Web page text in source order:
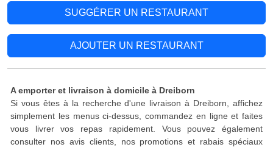
SUGGÉRER UN RESTAURANT
AJOUTER UN RESTAURANT
A emporter et livraison à domicile à Dreiborn
Si vous êtes à la recherche d'une livraison à Dreiborn, affichez
simplement les menus ci-dessus, commandez en ligne et faites
vous livrer vos repas rapidement. Vous pouvez également
consulter nos avis clients, nos promotions et rabais spéciaux